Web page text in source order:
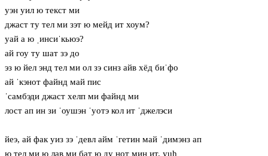
уэн уил ю текст ми
джаст ту тел ми зэт ю мейд ит хоум?
уай а ю ˌинсиˈкьюэ?
ай гоу ту шат зэ до
эз ю йел энд тел ми ол зэ синз айв хёд биˈфо
ай ˈкэнот файнд май пис
ˈсамбэди джаст хелп ми файнд ми
лост ап ин зи ˈоушэн ˈуотэ кол ит ˈджелэси
йеэ, ай фак уиз зэ ˈдевл айм ˈгетин май ˈдимэнз ап
ю тел ми ю лав ми бат ю ду нот мин ит, yuh